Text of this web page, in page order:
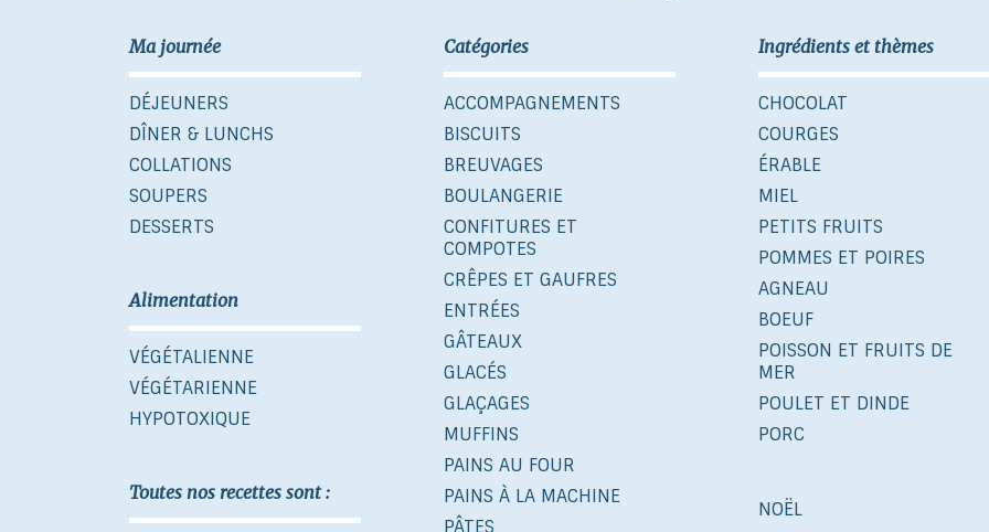
Ma journée
DÉJEUNERS
DÎNER & LUNCHS
COLLATIONS
SOUPERS
DESSERTS
Alimentation
VÉGÉTALIENNE
VÉGÉTARIENNE
HYPOTOXIQUE
Toutes nos recettes sont :
Catégories
ACCOMPAGNEMENTS
BISCUITS
BREUVAGES
BOULANGERIE
CONFITURES ET
COMPOTES
CRÊPES ET GAUFRES
ENTRÉES
GÂTEAUX
GLACÉS
GLAÇAGES
MUFFINS
PAINS AU FOUR
PAINS À LA MACHINE
PÂTES
Ingrédients et thèmes
CHOCOLAT
COURGES
ÉRABLE
MIEL
PETITS FRUITS
POMMES ET POIRES
AGNEAU
BOEUF
POISSON ET FRUITS DE
MER
POULET ET DINDE
PORC
NOËL